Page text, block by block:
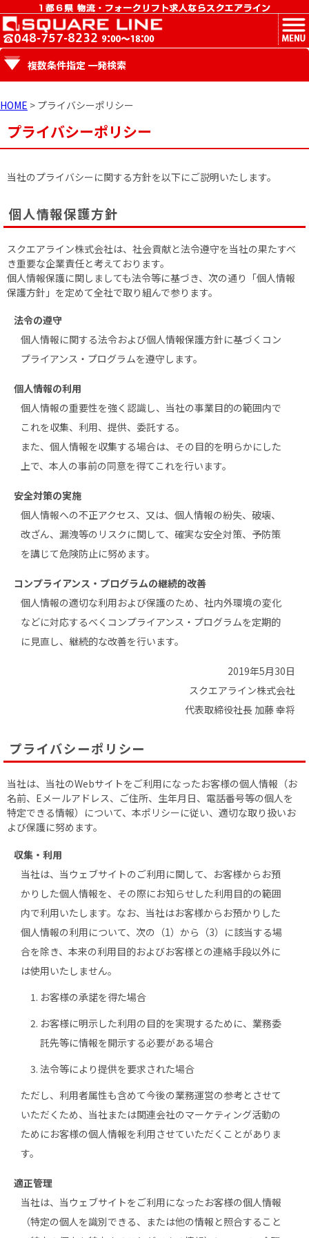
MENU
複数条件指定 一発検索
HOME > プライバシーポリシー
プライバシーポリシー
当社のプライバシーに関する方針を以下にご説明いたします。
個人情報保護方針
スクエアライン株式会社は、社会貢献と法令遵守を当社の果たすべ
き重要な企業責任と考えております。
個人情報保護に関しましても法令等に基づき、次の通り「個人情報
保護方針」を定めて全社で取り組んで参ります。
法令の遵守
個人情報に関する法令および個人情報保護方針に基づくコン
プライアンス・プログラムを遵守します。
個人情報の利用
個人情報の重要性を強く認識し、当社の事業目的の範囲内で
これを収集、利用、提供、委託する。
また、個人情報を収集する場合は、その目的を明らかにした
上で、本人の事前の同意を得てこれを行います。
安全対策の実施
個人情報への不正アクセス、又は、個人情報の紛失、破壊、
改ざん、漏洩等のリスクに関して、確実な安全対策、予防策
を講じて危険防止に努めます。
コンプライアンス・プログラムの継続的改善
個人情報の適切な利用および保護のため、社内外環境の変化
などに対応するべくコンプライアンス・プログラムを定期的
に見直し、継続的な改善を行います。
2019年5月30日
スクエアライン株式会社
代表取締役社長 加藤 幸将
プライバシーポリシー
当社は、当社のWebサイトをご利用になったお客様の個人情報（お
名前、Eメールアドレス、ご住所、生年月日、電話番号等の個人を
特定できる情報）について、本ポリシーに従い、適切な取り扱いお
よび保護に努めます。
収集・利用
当社は、当ウェブサイトのご利用に関して、お客様からお預
かりした個人情報を、その際にお知らせした利用目的の範囲
内で利用いたします。なお、当社はお客様からお預かりした
個人情報の利用について、次の（1）から（3）に該当する場
合を除き、本来の利用目的およびお客様との連絡手段以外に
は使用いたしません。
お客様の承諾を得た場合
お客様に明示した利用の目的を実現するために、業務委
託先等に情報を開示する必要がある場合
法令等により提供を要求された場合
ただし、利用者属性も含めて今後の業務運営の参考とさせて
いただくため、当社または関連会社のマーケティング活動の
ためにお客様の個人情報を利用させていただくことがありま
す。
適正管理
当社は、当ウェブサイトをご利用になったお客様の個人情報
（特定の個人を識別できる、または他の情報と照合すること